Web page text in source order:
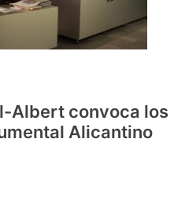
Albert convoca los
Alicantino